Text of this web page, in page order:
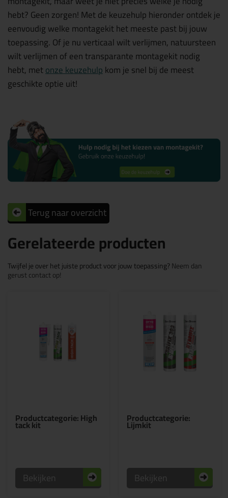
hebt? Geen zorgen! Met de keuzehulp hieronder ontdek je
eenvoudig welke montagekit het meeste past bij jouw
toepassing. Of je nu verticaal wilt verlijmen, natuursteen
wilt verlijmen of een transparante montagekit nodig
hebt, metonze keuzehulpkom je snel bij de meest
geschikte optie uit!
Terug naar overzicht
Gerelateerde producten
Twijfel je over het juiste product voor jouw toepassing?Neem dan
gerust contact op!
Productcategorie: High
tack kit
Bekijken
Productcategorie:
Lijmkit
Bekijken